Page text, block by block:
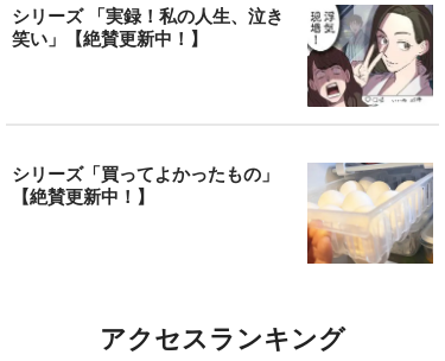
シリーズ 「実録！私の人生、泣き
笑い」【絶賛更新中！】
シリーズ「買ってよかったもの」
【絶賛更新中！】
アクセスランキング